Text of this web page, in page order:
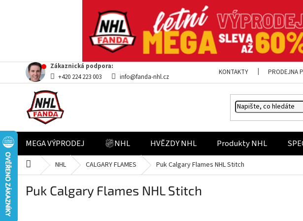
Přejít
obsah
Zákaznická podpora:
+420 224 223 003
info@fanda-nhl.cz
KONTAKTY PRODEJNA
MEGA VÝPRODEJ NHL HVĚZDY NHL Produkty NHL
Domů NHL CALGARY FLAMES Puk Calgary Flames NHL Stitch
Puk Calgary Flames NHL Stitch